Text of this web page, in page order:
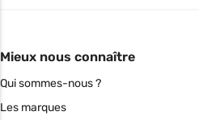
Mieux nous connaître
Qui sommes-nous ?
Les marques